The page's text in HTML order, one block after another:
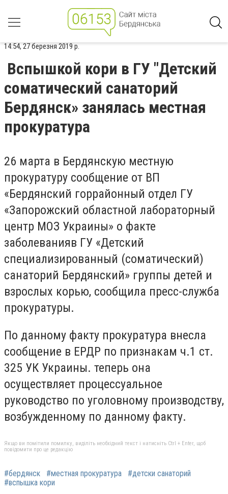
14:54, 27 березня 2019 р.
Вспышкой кори в ГУ "Детский
соматический санаторий
Бердянск» занялась местная
прокуратура
26 марта в Бердянскую местную
прокуратуру сообщение от ВП
«Бердянский горрайонный отдел ГУ
«Запорожский областной лабораторный
центр МОЗ Украины» о факте
заболеванияв ГУ «Детский
специализированный (соматический)
санаторий Бердянский» группы детей и
взрослых корью, сообщила пресс-служба
прокуратуры.
По данному факту прокуратура внесла
сообщение в ЕРДР по признакам ч.1 ст.
325 УК Украины. теперь она
осуществляет процессуальное
руководство по уголовному производству,
возбужденному по данному факту.
Якщо ви помітили помилку, виділіть необхідний текст і натисніть Ctrl + Enter, щоб
повідомити про це редакцію
#бердянск #местная прокуратура
#детски санаторий
#вспышка кори